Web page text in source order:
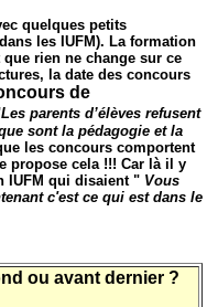
quelques petits
les IUFM). La formation
rien ne change sur ce
la date des concours
de
Les parents d’élèves refusent
sont la pédagogie et la
les concours comportent
propose cela !!! Car là il y
IUFM qui disaient " Vous
c'est ce qui est dans le
ou avant dernier ?